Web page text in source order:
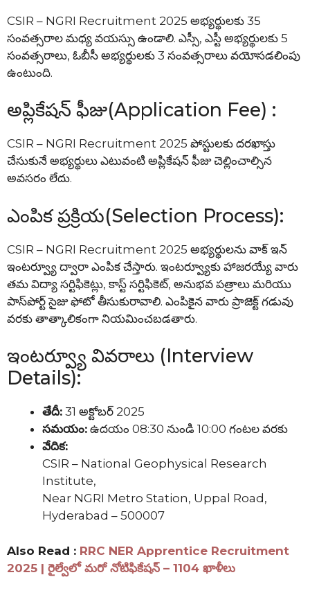
CSIR – NGRI Recruitment 2025 అభ్యర్థులకు 35
సంవత్సరాల మధ్య వయస్సు ఉండాలి. ఎస్సీ, ఎస్టీ అభ్యర్థులకు 5
సంవత్సరాలు, ఓబీసీ అభ్యర్థులకు 3 సంవత్సరాలు వయోసడలింపు
ఉంటుంది.
అప్లికేషన్ ఫీజు(Application Fee) :
CSIR – NGRI Recruitment 2025 పోస్టులకు దరఖాస్తు
చేసుకునే అభ్యర్థులు ఎటువంటి అప్లికేషన్ ఫీజు చెల్లించాల్సిన
అవసరం లేదు.
ఎంపిక ప్రక్రియ(Selection Process):
CSIR – NGRI Recruitment 2025 అభ్యర్థులను వాక్ ఇన్
ఇంటర్వ్యూ ద్వారా ఎంపిక చేస్తారు. ఇంటర్వ్యూకు హాజరయ్యే వారు
తమ విద్యా సర్టిఫికెట్లు, కాస్ట్ సర్టిఫికెట్, అనుభవ పత్రాలు మరియు
పాస్‌పోర్ట్ సైజు ఫోటో తీసుకురావాలి. ఎంపికైన వారు ప్రాజెక్ట్ గడువు
వరకు తాత్కాలికంగా నియమించబడతారు.
ఇంటర్వ్యూ వివరాలు (Interview
Details):
తేదీ: 31 అక్టోబర్ 2025
సమయం: ఉదయం 08:30 నుండి 10:00 గంటల వరకు
వేదిక:
CSIR – National Geophysical Research
Institute,
Near NGRI Metro Station, Uppal Road,
Hyderabad – 500007
Also Read : RRC NER Apprentice Recruitment
2025 | రైల్వేలో మరో నోటిఫికేషన్ – 1104 ఖాళీలు